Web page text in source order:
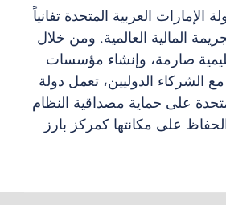
الإمارات العربية المتحدة تفانياً
المالية العالمية. ومن خلال
صارمة، وإنشاء مؤسسات
الشركاء الدوليين، تعمل دولة
على حماية مصداقية النظام
على مكانتها كمركز بارز